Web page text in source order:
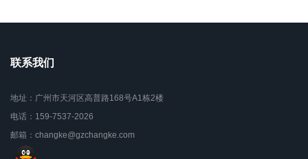
联系我们
地址：广州市天河区高普路168号A1栋2楼
电话：159-7537-2026
邮箱：changke@gzchangke.com